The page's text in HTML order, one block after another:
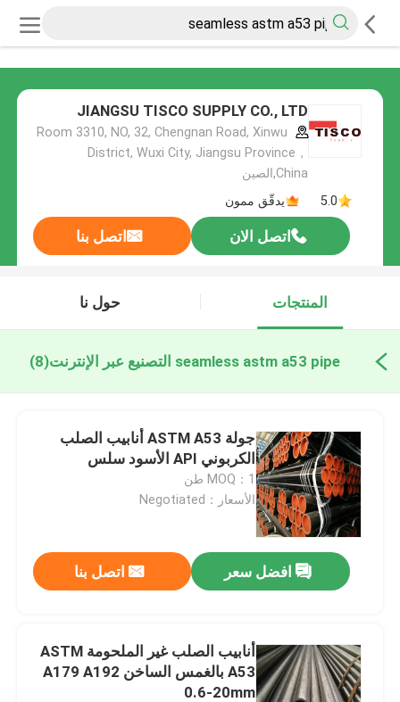
JIANGSU TISCO SUPPLY CO., LTD
Room 3310, NO, 32, Chengnan Road, Xinwu
District, Wuxi City, Jiangsu Province，
China,الصين
5.0
يدقّق ممون
اتصل الان اتصل بنا
المنتجات حول نا
seamless astm a53 pipe التصنيع عبر الإنترنت (8)
جولة ASTM A53 أنابيب الصلب
الكربوني API الأسود سلس
MOQ：1 طن
الأسعار：Negotiated
افضل سعر اتصل بنا
أنابيب الصلب غير الملحومة ASTM
A53 بالغمس الساخن A179 A192
0.6-20mm